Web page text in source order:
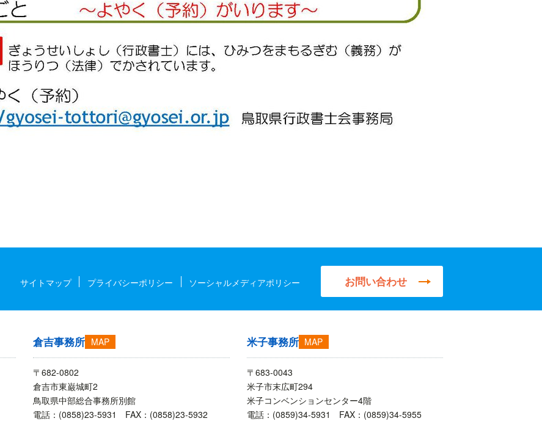
サイトマップ プライバシーポリシー ソーシャルメディアポリシー お問い合わせ
倉吉事務所 MAP
〒682-0802
倉吉市東巌城町2
鳥取県中部総合事務所別館
電話：(0858)23-5931 FAX：(0858)23-5932
米子事務所 MAP
〒683-0043
米子市末広町294
米子コンベンションセンター4階
電話：(0859)34-5931 FAX：(0859)34-5955